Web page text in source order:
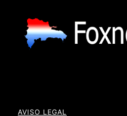
AVISO LEGAL